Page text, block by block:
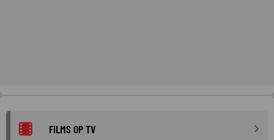
FILMS OP TV